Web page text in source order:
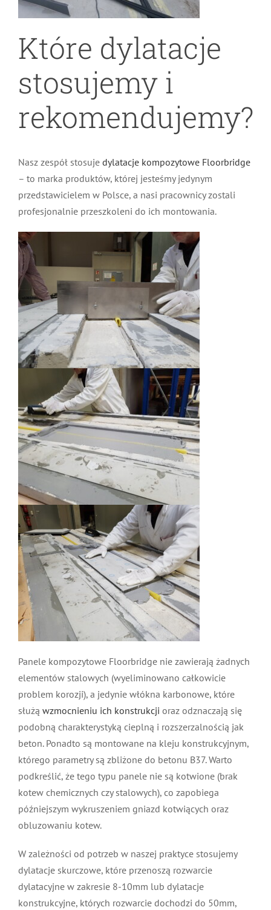
Które dylatacje
stosujemy i
rekomendujemy?
Nasz zespół stosuje dylatacje kompozytowe Floorbridge
– to marka produktów, której jesteśmy jedynym
przedstawicielem w Polsce, a nasi pracownicy zostali
profesjonalnie przeszkoleni do ich montowania.
Panele kompozytowe Floorbridge nie zawierają żadnych
elementów stalowych (wyeliminowano całkowicie
problem korozji), a jedynie włókna karbonowe, które
służą wzmocnieniu ich konstrukcji oraz odznaczają się
podobną charakterystyką cieplną i rozszerzalnością jak
beton. Ponadto są montowane na kleju konstrukcyjnym,
którego parametry są zbliżone do betonu B37. Warto
podkreślić, że tego typu panele nie są kotwione (brak
kotew chemicznych czy stalowych), co zapobiega
późniejszym wykruszeniem gniazd kotwiących oraz
obluzowaniu kotew.
W zależności od potrzeb w naszej praktyce stosujemy
dylatacje skurczowe, które przenoszą rozwarcie
dylatacyjne w zakresie 8-10mm lub dylatacje
konstrukcyjne, których rozwarcie dochodzi do 50mm,